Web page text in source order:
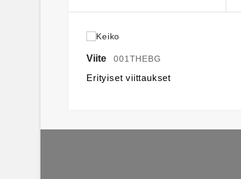
Viite 001THEBG
Erityiset viittaukset